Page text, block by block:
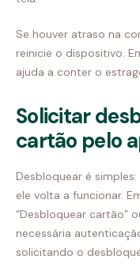
Se houver atraso na
reinicie o dispositivo.
ajuda a conter o
Solicitar
cartão pelo
Desbloquear é
ele volta a funcionar.
“Desbloquear cartão”
necessária
solicitando o